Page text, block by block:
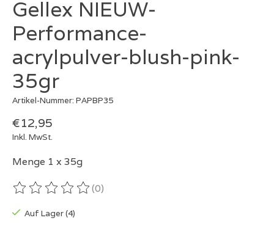
Gellex NIEUW-
Performance-
acrylpulver-blush-pink-
35gr
Artikel-Nummer: PAPBP35
€12,95
Inkl. MwSt.
Menge 1 x 35g
Die Bewertung dieses Produkts ist
(0)
Auf Lager (4)